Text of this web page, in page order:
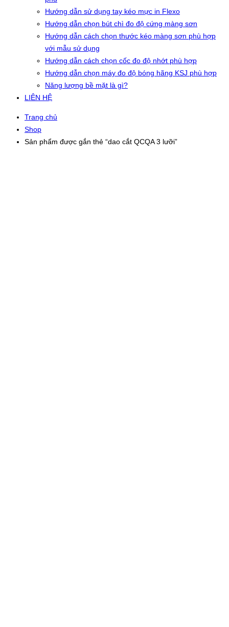
Hướng dẫn sử dụng tay kéo mực in Flexo
Hướng dẫn chọn bút chì đo độ cứng màng sơn
Hướng dẫn cách chọn thước kéo màng sơn phù hợp
với mẫu sử dụng
Hướng dẫn cách chọn cốc đo độ nhớt phù hợp
Hướng dẫn chọn máy đo độ bóng hãng KSJ phù hợp
Năng lượng bề mặt là gì?
LIÊN HỆ
Trang chủ
Shop
Sản phẩm được gắn thẻ “dao cắt QCQA 3 lưỡi”